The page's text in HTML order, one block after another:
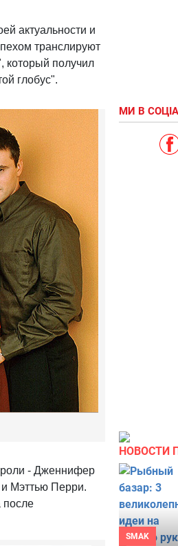
актуальности и
транслируют
который получил
глобус".
роли - Дженнифер
Мэттью Перри.
после
МИ В
НОВОСТИ
SMAK